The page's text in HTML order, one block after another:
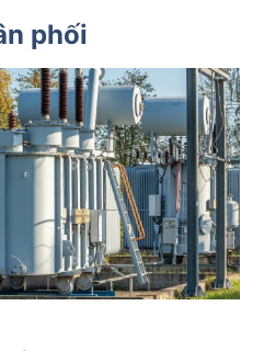
phối